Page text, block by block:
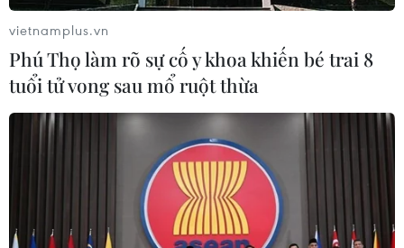
Sau 6 năm, vẫn chưa có định nghĩa chuẩn
về hàng "Made in Việt Nam"
vietnamplus.vn
Phú Thọ làm rõ sự cố y khoa khiến bé trai 8
tuổi tử vong sau mổ ruột thừa